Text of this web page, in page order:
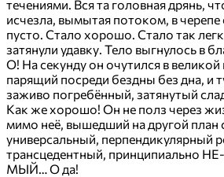
течениями. Вся та головная дрянь,
исчезла, вымытая потоком, в
пусто. Стало хорошо. Стало так
затянули удавку. Тело выгнулось в
О! На секунду он очутился в великой
парящий посреди бездны без дна, и
заживо погребённый, затянутый
Как же хорошо! Он не полз через
мимо неё, вышедший на другой план
универсальный, перпендикулярный
трансцедентный, принципиально
МЫЙ… О да!